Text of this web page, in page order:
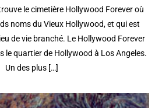
le cimetière Hollywood Forever où
noms du Vieux Hollywood, et qui est
de vie branché. Le Hollywood Forever
le quartier de Hollywood à Los Angeles.
Un des plus […]